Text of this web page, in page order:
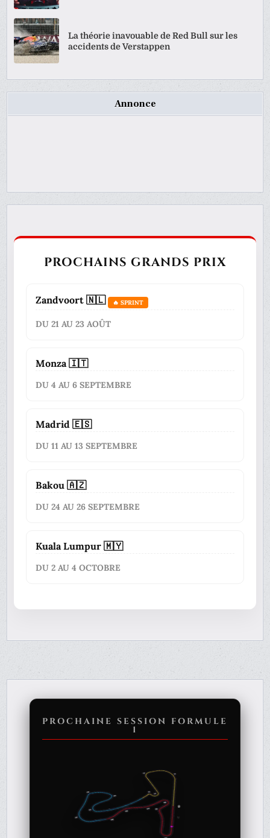
La théorie inavouable de Red Bull sur les
accidents de Verstappen
Annonce
PROCHAINS GRANDS PRIX
Zandvoort 🇳🇱 🔥 SPRINT
DU 21 AU 23 AOÛT
Monza 🇮🇹
DU 4 AU 6 SEPTEMBRE
Madrid 🇪🇸
DU 11 AU 13 SEPTEMBRE
Bakou 🇦🇿
DU 24 AU 26 SEPTEMBRE
Kuala Lumpur 🇲🇾
DU 2 AU 4 OCTOBRE
PROCHAINE SESSION FORMULE
1